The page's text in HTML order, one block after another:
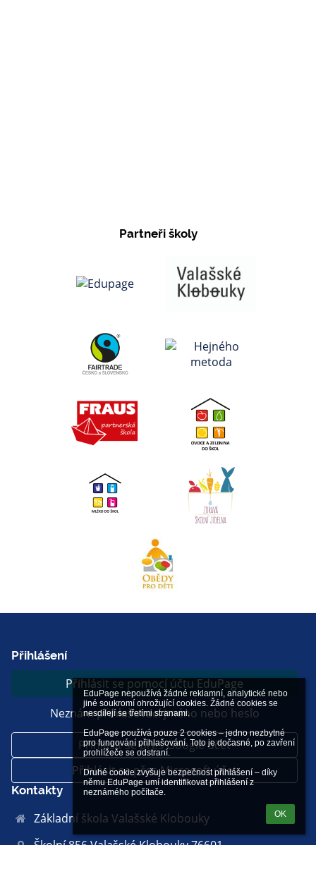
EduPage nepoužívá žádné reklamní, analytické nebo
jiné soukromí ohrožující cookies. Žádné cookies se
nesdílejí se třetími stranami.
EduPage používá pouze 2 cookies – jedno nezbytné
pro fungování přihlašování. Toto je dočasné, po zavření
prohlížeče se odstraní.
Druhé cookie zvyšuje bezpečnost přihlášení – díky
němu EduPage umí identifikovat přihlášení z
neznámého počítače.
OK
Partneři školy
Přihlášení
Přihlásit se pomocí účtu EduPage
Neznám přihlašovací jméno nebo heslo
Přihlásit se přes Google účet
Přihlásit se přes Microsoft účet
Kontakty
Základní škola Valašské Klobouky
Školní 856 Valašské Klobouky 76601